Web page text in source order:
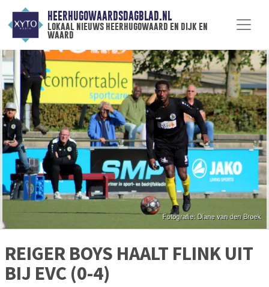
HEERHUGOWAARDSDAGBLAD.NL
lokaal nieuws heerhugowaard en dijk en
waard
REIGER BOYS HAALT FLINK UIT
BIJ EVC (0-4)